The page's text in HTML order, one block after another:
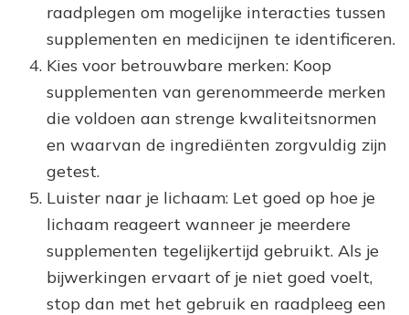
raadplegen om mogelijke interacties tussen
supplementen en medicijnen te identificeren.
Kies voor betrouwbare merken: Koop
supplementen van gerenommeerde merken
die voldoen aan strenge kwaliteitsnormen
en waarvan de ingrediënten zorgvuldig zijn
getest.
Luister naar je lichaam: Let goed op hoe je
lichaam reageert wanneer je meerdere
supplementen tegelijkertijd gebruikt. Als je
bijwerkingen ervaart of je niet goed voelt,
stop dan met het gebruik en raadpleeg een